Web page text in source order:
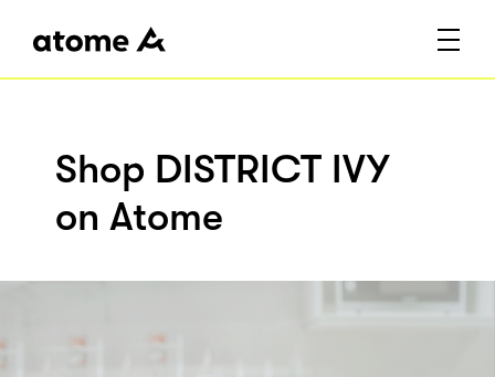
Shop DISTRICT IVY
on Atome